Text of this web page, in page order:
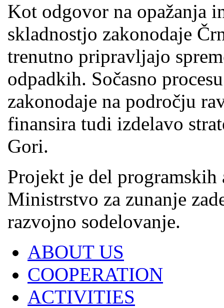
Kot odgovor na opažanja
skladnostjo zakonodaje
trenutno pripravljajo
odpadkih. Sočasno
zakonodaje na področju
finansira tudi izdelavo
Gori.
Projekt je del
Ministrstvo za zunanje
razvojno sodelovanje.
ABOUT US
COOPERATION
ACTIVITIES